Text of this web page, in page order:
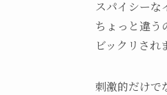
スパイシーな
ちょっと違う
ビックリされ
刺激的だけで